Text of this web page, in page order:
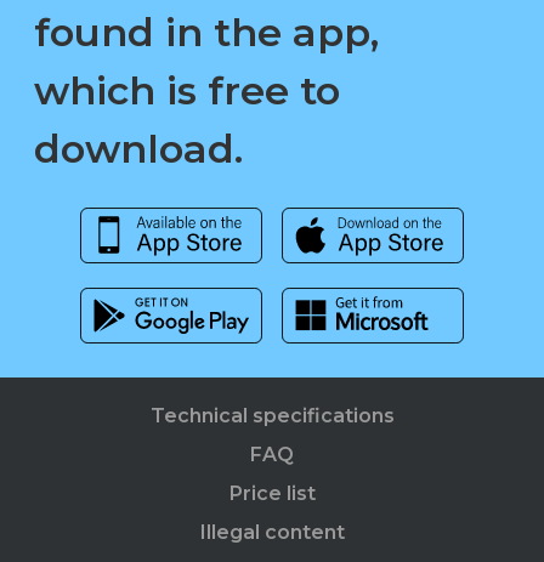
found in the app,
which is free to
download.
Technical specifications
FAQ
Price list
Illegal content